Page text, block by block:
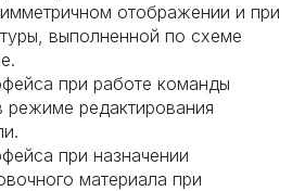
отображении и при
выполненной по схеме
при работе команды
редактирования
при назначении
материала при